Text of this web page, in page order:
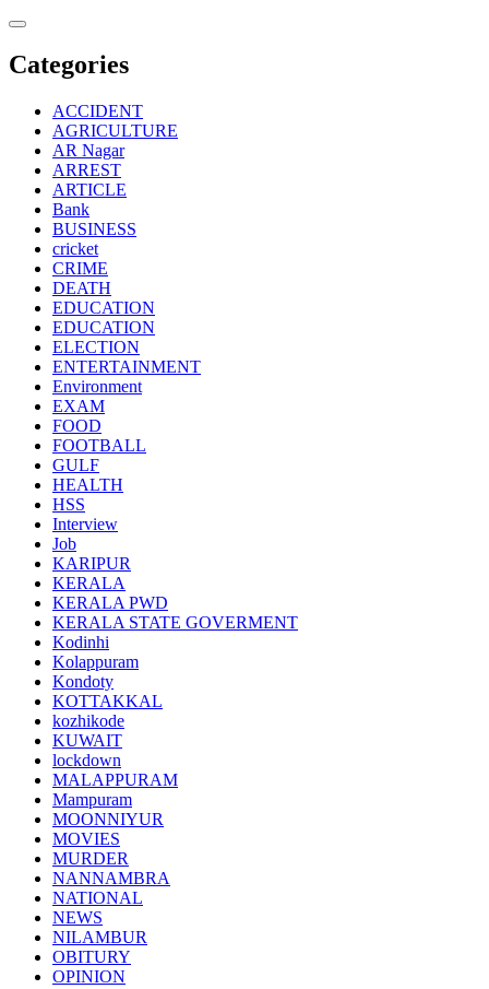
Skip
content
Categories
ACCIDENT
AGRICULTURE
AR Nagar
ARREST
ARTICLE
Bank
BUSINESS
cricket
CRIME
DEATH
EDUCATION
EDUCATION
ELECTION
ENTERTAINMENT
Environment
EXAM
FOOD
FOOTBALL
GULF
HEALTH
HSS
Interview
Job
KARIPUR
KERALA
KERALA PWD
KERALA STATE GOVERMENT
Kodinhi
Kolappuram
Kondoty
KOTTAKKAL
kozhikode
KUWAIT
lockdown
MALAPPURAM
Mampuram
MOONNIYUR
MOVIES
MURDER
NANNAMBRA
NATIONAL
NEWS
NILAMBUR
OBITURY
OPINION